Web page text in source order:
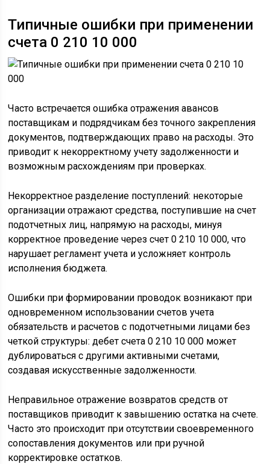
Типичные ошибки при применении
счета 0 210 10 000
Часто встречается ошибка отражения авансов
поставщикам и подрядчикам без точного закрепления
документов, подтверждающих право на расходы. Это
приводит к некорректному учету задолженности и
возможным расхождениям при проверках.
Некорректное разделение поступлений: некоторые
организации отражают средства, поступившие на счет
подотчетных лиц, напрямую на расходы, минуя
корректное проведение через счет 0 210 10 000, что
нарушает регламент учета и усложняет контроль
исполнения бюджета.
Ошибки при формировании проводок возникают при
одновременном использовании счетов учета
обязательств и расчетов с подотчетными лицами без
четкой структуры: дебет счета 0 210 10 000 может
дублироваться с другими активными счетами,
создавая искусственные задолженности.
Неправильное отражение возвратов средств от
поставщиков приводит к завышению остатка на счете.
Часто это происходит при отсутствии своевременного
сопоставления документов или при ручной
корректировке остатков.